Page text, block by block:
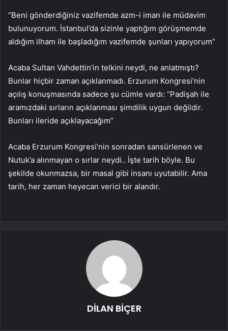
“Beni gönderdiğiniz vazifemde azm-i iman ile müdavim
bulunuyorum. İstanbul’da sizinle yaptığım görüşmemde
aldığım ilham ile başladığım vazifemde şunları yapıyorum”
Acaba Sultan Vahdettin’in telkini neydi, ne anlatmıştı?
Bunlar hiçbir zaman açıklanmadı. Erzurum Kongresi’nin
açılış konuşmasında sadece şu cümle vardı: “Padişah ile
aramızdaki sırların açıklanması şimdilik uygun değildir.
Bunları ileride açıklayacağım”
Acaba Erzurum Kongresi’nin sonradan sansürlenen ve
Nutuk’a alınmayan o sırlar neydi.. İşte tarih böyle. Bu
şekilde okunmazsa, bir masal gibi insanı uyutabilir. Ama
tarih, her zaman heyecan verici bir alandır.
DİLAN BİÇER